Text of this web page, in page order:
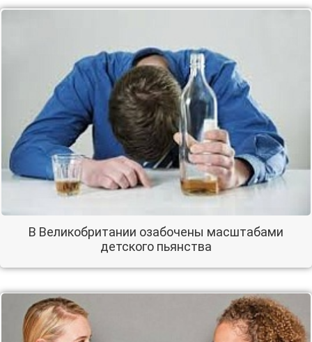
В Великобритании озабочены масштабами
детского пьянства